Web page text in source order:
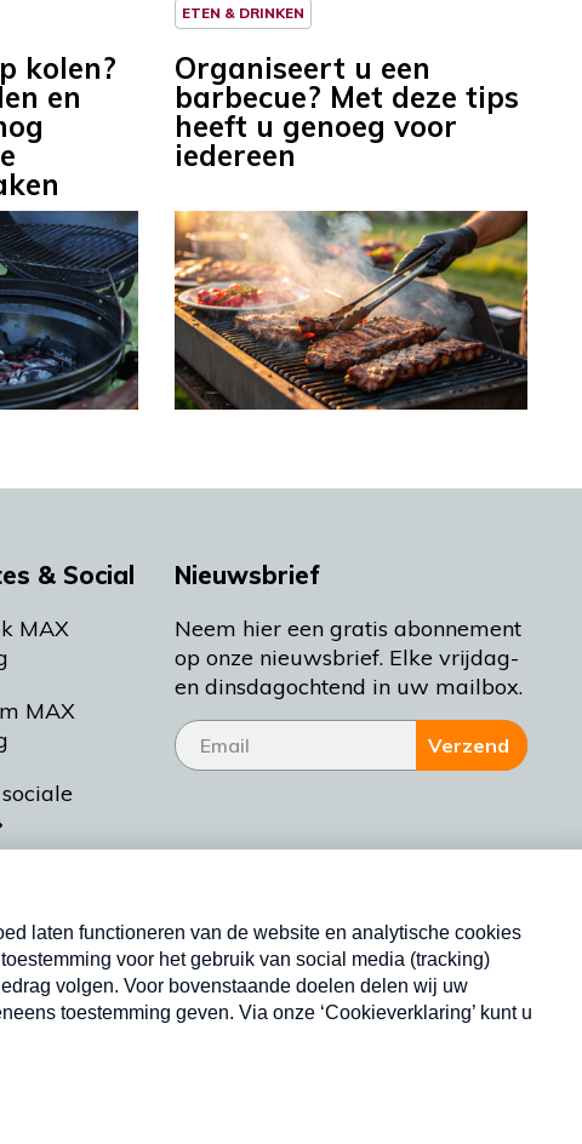
kolen?
en
ETEN & DRINKEN
Organiseert u een
barbecue? Met deze tips
heeft u genoeg voor
iedereen
& Social
MAX
MAX
Actueel
Bakt
Nieuwsbrief
Neem hier een gratis abonnement
op onze nieuwsbrief. Elke vrijdag-
en dinsdagochtend in uw mailbox.
Verzend
Nieuwsbrief
Neem hier een gratis abonnement op onze